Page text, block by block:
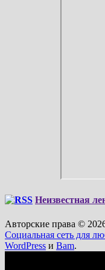
Неизвестная
Авторские права ©
Социальная сеть для
WordPress и Bam.